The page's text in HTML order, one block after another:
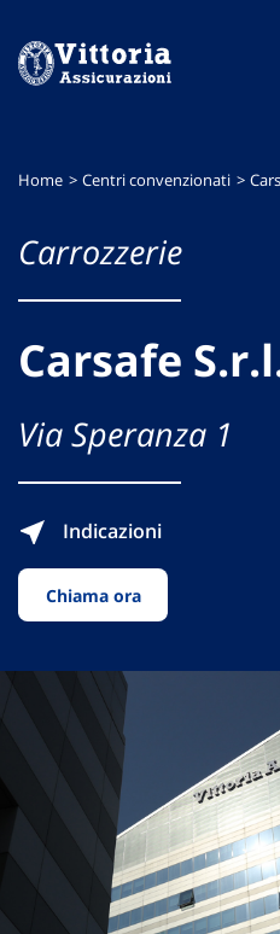
menu
contenuto
footer
Home Centri convenzionati
Carrozzerie
Carsafe
Via Speranza 1
Indicazioni
Chiama ora